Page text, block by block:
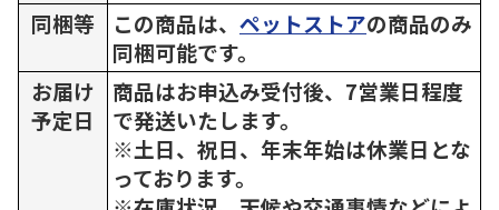
同梱等
この商品は、 ペットストアの商品のみ
同梱可能です。
お届け
予定日
商品はお申込み受付後、7営業日程度
で発送いたします。
※土日、祝日、年末年始は休業日とな
っております。